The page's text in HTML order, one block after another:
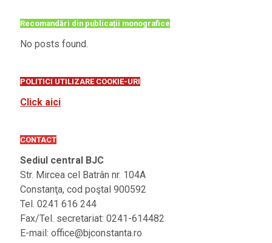
Recomandări din publicații monografice
No posts found.
POLITICI UTILIZARE COOKIE-URI
Click aici
CONTACT
Sediul central BJC
Str. Mircea cel Batrân nr. 104A
Constanţa, cod poştal 900592
Tel. 0241 616 244
Fax/Tel. secretariat: 0241-614482
E-mail: office@bjconstanta.ro